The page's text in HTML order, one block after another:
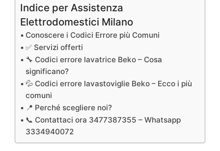
Indice per Assistenza
Elettrodomestici Milano
Conoscere i Codici Errore più Comuni
✅ Servizi offerti
🔧 Codici errore lavatrice Beko – Cosa
significano?
💦 Codici errore lavastoviglie Beko – Ecco i più
comuni
📍 Perché scegliere noi?
📞 Contattaci ora 3477387355 – Whatsapp
3334940072